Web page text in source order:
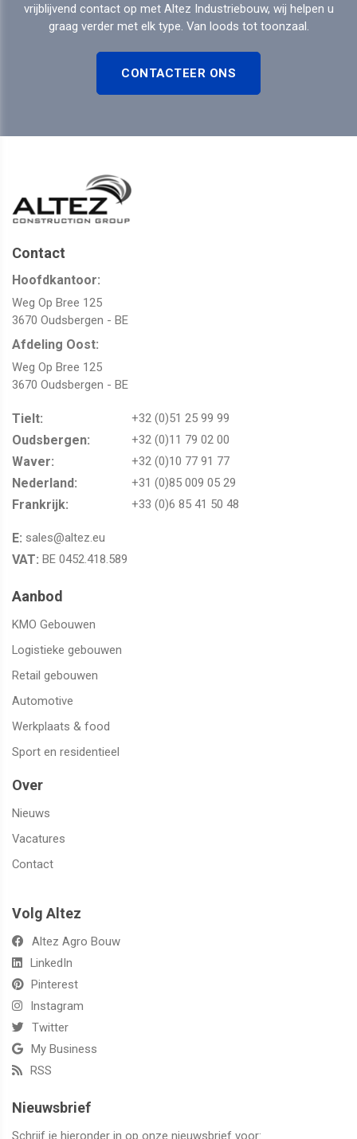
vrijblijvend contact op met Altez Industriebouw, wij helpen u
graag verder met elk type. Van loods tot toonzaal.
CONTACTEER ONS
Contact
Hoofdkantoor:
Weg Op Bree 125
3670 Oudsbergen - BE
Afdeling Oost:
Weg Op Bree 125
3670 Oudsbergen - BE
Tielt: +32 (0)51 25 99 99
Oudsbergen​​​​​​​: +32 (0)11 79 02 00
Waver:​​​​​​​ +32 (0)10 77 91 77
Nederland: +31 (0)85 009 05 29
Frankrijk: +33 (0)6 85 41 50 48
E: sales@altez.eu
VAT: BE 0452.418.589
Aanbod
KMO Gebouwen
Logistieke gebouwen
Retail gebouwen
Automotive
Werkplaats & food
Sport en residentieel
Over
Nieuws
Vacatures
Contact
Volg Altez
Altez Agro Bouw
LinkedIn
Pinterest
Instagram
Twitter
My Business
RSS
Nieuwsbrief
Schrijf je hieronder in op onze nieuwsbrief voor: